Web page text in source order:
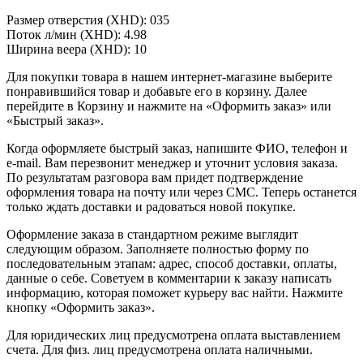
Размер отверстия (XHD): 035
Поток л/мин (XHD): 4.98
Ширина веера (XHD): 10
Для покупки товара в нашем интернет-магазине выберите
понравившийся товар и добавьте его в корзину. Далее
перейдите в Корзину и нажмите на «Оформить заказ» или
«Быстрый заказ».
Когда оформляете быстрый заказ, напишите ФИО, телефон и
e-mail. Вам перезвонит менеджер и уточнит условия заказа.
По результатам разговора вам придет подтверждение
оформления товара на почту или через СМС. Теперь останется
только ждать доставки и радоваться новой покупке.
Оформление заказа в стандартном режиме выглядит
следующим образом. Заполняете полностью форму по
последовательным этапам: адрес, способ доставки, оплаты,
данные о себе. Советуем в комментарии к заказу написать
информацию, которая поможет курьеру вас найти. Нажмите
кнопку «Оформить заказ».
Для юридических лиц предусмотрена оплата выставлением
счета. Для физ. лиц предусмотрена оплата наличными.